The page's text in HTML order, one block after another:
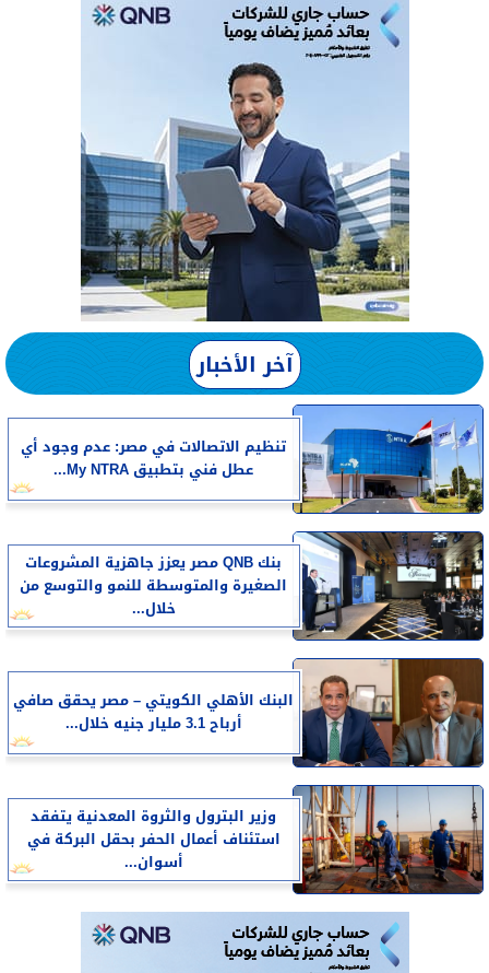
آخر الأخبار
تنظيم الاتصالات في مصر: عدم وجود أي
عطل فني بتطبيق My NTRA...
بنك QNB مصر يعزز جاهزية المشروعات
الصغيرة والمتوسطة للنمو والتوسع من
خلال...
البنك الأهلي الكويتي – مصر يحقق صافي
أرباح 3.1 مليار جنيه خلال...
وزير البترول والثروة المعدنية يتفقد
استئناف أعمال الحفر بحقل البركة في
أسوان...